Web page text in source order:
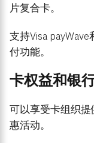
片复合卡。
支持Visa
付功能。
卡权益和银
可以享受卡组织
惠活动。